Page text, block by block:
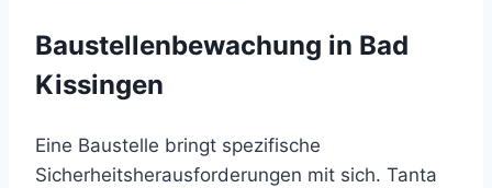
Baustellenbewachung in Bad
Kissingen
Eine Baustelle bringt spezifische
Sicherheitsherausforderungen mit sich. Tanta